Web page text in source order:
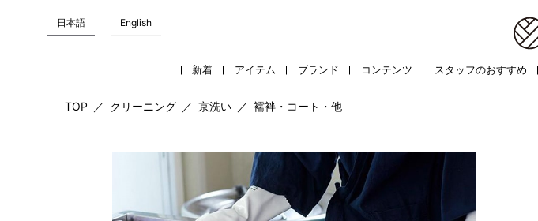
日本語 English
新着 アイテム ブランド コンテンツ スタッフのおすすめ
TOP ／ クリーニング ／ 京洗い ／ 襦袢・コート・他